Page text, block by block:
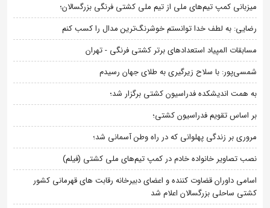
میزبانی کمپ تیم‌های ملی از تیم ملی کشتی فرنگی بزرگسالان؛
رضایی: به لطف خدا توانستم خوشرنگ‌ترین مدال را کسب کنم
مسابقات المپیاد استعدادهای برتر کشتی فرنگی - تهران
شمسی‌پور: با سلاح زیرگیری به طلای جهان رسیدم
به همت اندیشکده فدراسیون کشتی برگزار شد؛
بر اساس تقویم فدراسیون کشتی؛
مروری بر زندگی پهلوانی که در راه وطن آسمانی شد؛
نصب تصاویر خانواده خادم در کمپ تیم‌های ملی کشتی (فیلم)
اسامی داوران قضاوت کننده و اعضای دبیرخانه رقابت های قهرمانی کشور
کشتی ساحلی بزرگسالان اعلام شد